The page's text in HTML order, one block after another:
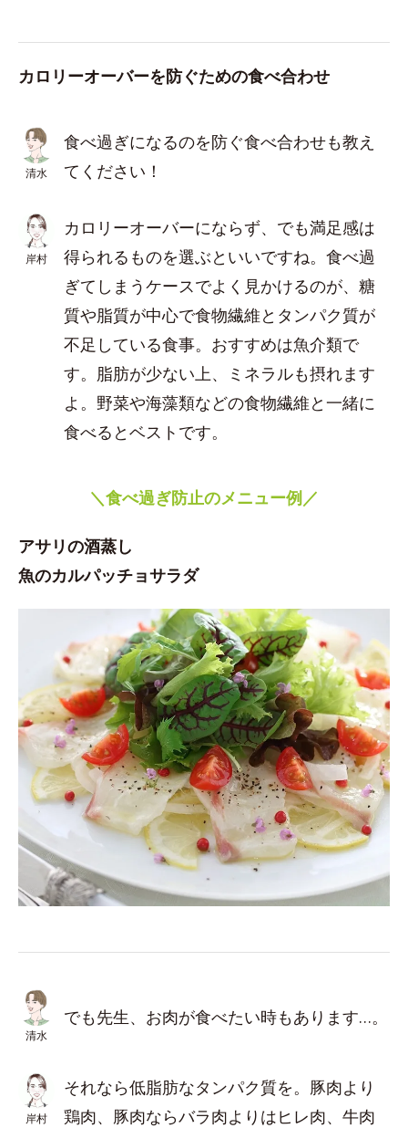
カロリーオーバーを防ぐための食べ合わせ
清水
食べ過ぎになるのを防ぐ食べ合わせも教え
てください！
岸村
カロリーオーバーにならず、でも満足感は
得られるものを選ぶといいですね。食べ過
ぎてしまうケースでよく見かけるのが、糖
質や脂質が中心で食物繊維とタンパク質が
不足している食事。おすすめは魚介類で
す。脂肪が少ない上、ミネラルも摂れます
よ。野菜や海藻類などの食物繊維と一緒に
食べるとベストです。
＼食べ過ぎ防止のメニュー例／
アサリの酒蒸し
魚のカルパッチョサラダ
清水
でも先生、お肉が食べたい時もあります…。
岸村
それなら低脂肪なタンパク質を。豚肉より
鶏肉、豚肉ならバラ肉よりはヒレ肉、牛肉